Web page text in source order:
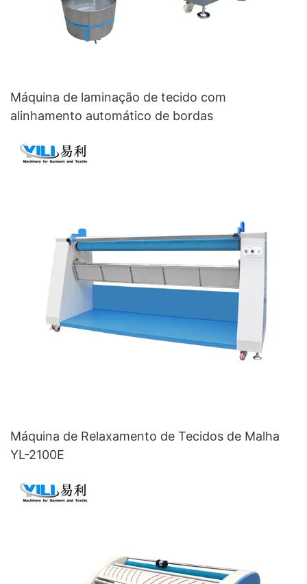
Máquina de laminação de tecido com
alinhamento automático de bordas
Máquina de Relaxamento de Tecidos de Malha
YL-2100E